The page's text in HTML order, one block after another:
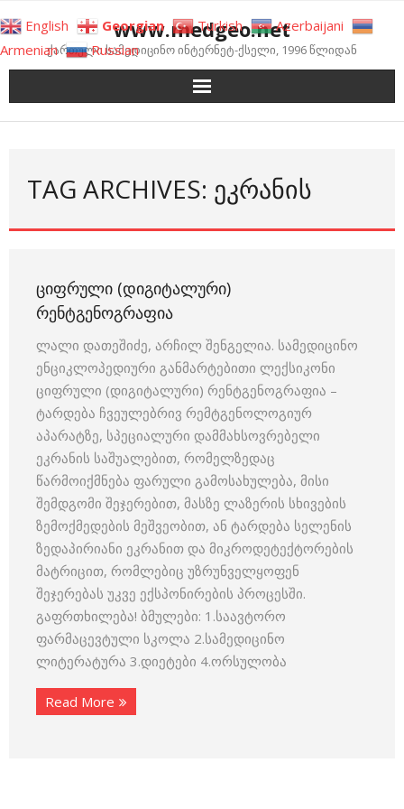
to
content
www.medgeo.net
ქართული სამედიცინო ინტერნეტ-ქსელი, 1996 წლიდან
TAG ARCHIVES: ᲔᲙᲠᲐᲜᲘᲡ
ᲪᲘᲤᲠᲣᲚᲘ (ᲓᲘᲒᲘᲢᲐᲚᲣᲠᲘ)
ᲠᲔᲜᲢᲒᲔᲜᲝᲒᲠᲐᲤᲘᲐ
ლალი დათეშიძე, არჩილ შენგელია. სამედიცინო
ენციკლოპედიური განმარტებითი ლექსიკონი
ციფრული (დიგიტალური) რენტგენოგრაფია –
ტარდება ჩვეულებრივ რემტგენოლოგიურ
აპარატზე, სპეციალური დამმახსოვრებელი
ეკრანის საშუალებით, რომელზედაც
წარმოიქმნება ფარული გამოსახულება, მისი
შემდგომი შეჯერებით, მასზე ლაზერის სხივების
ზემოქმედების მეშვეობით, ან ტარდება სელენის
ზედაპირიანი ეკრანით და მიკროდეტექტორების
მატრიცით, რომლებიც უზრუნველყოფენ
შეჯერებას უკვე ექსპონირების პროცესში.
გაფრთხილება! ბმულები: 1.საავტორო
ფარმაცევტული სკოლა 2.სამედიცინო
ლიტერატურა 3.დიეტები 4.ორსულობა
Read More
English Georgian Turkish
Azerbaijani
Armenian
Russian